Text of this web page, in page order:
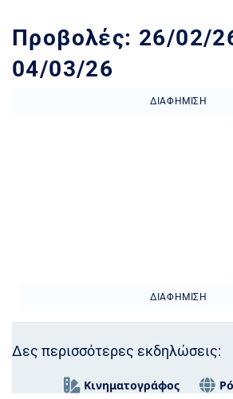
Προβολές: 26/02/
04/03/26
ΔΙΑΦΉΜΙΣΗ
ΔΙΑΦΉΜΙΣΗ
Δες περισσότερες εκδηλώσεις:
Κινηματογράφος